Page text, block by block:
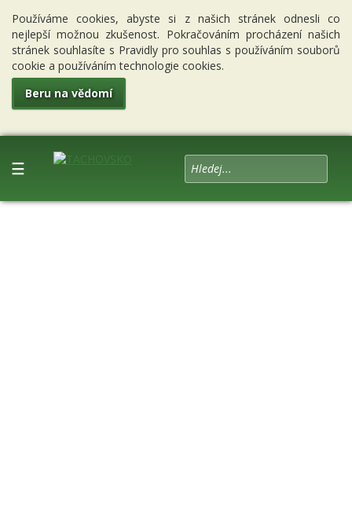
Používáme cookies, abyste si z našich stránek odnesli co
nejlepší možnou zkušenost. Pokračováním procházení našich
stránek souhlasíte s Pravidly pro souhlas s používáním souborů
cookie a používáním technologie cookies.
Beru na vědomí
☰